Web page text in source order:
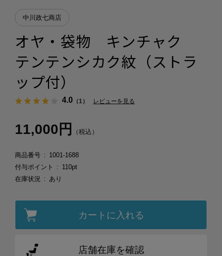
中川政七商店
オヤ・袋物 キンチャク
テンテンシカク紋（ストラ
ップ付）
4.0（1） レビューを見る
11,000円 （税込）
商品番号
1001-1688
付与ポイント
110pt
在庫状況
あり
カートに入れる
店舗在庫を確認